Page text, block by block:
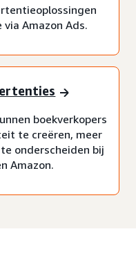
Amazon Ads.
boekverkopers
te creëren, meer
onderscheiden bij
Amazon.